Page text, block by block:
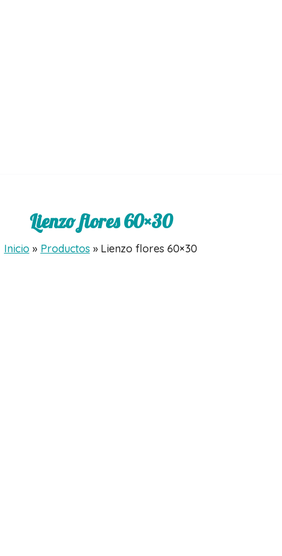
Lienzo flores 60×30
Inicio Productos Lienzo flores 60×30